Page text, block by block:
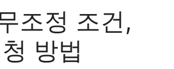
조정 조건,
방법